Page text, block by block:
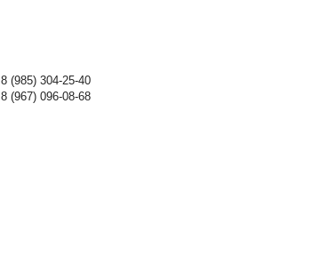
8 (985) 304-25-40
8 (967) 096-08-68